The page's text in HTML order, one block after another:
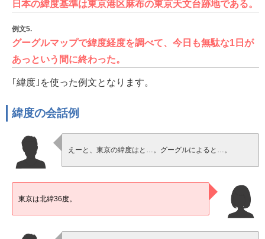
日本の緯度基準は東京港区麻布の東京天文台跡地である。
例文5.
グーグルマップで緯度経度を調べて、今日も無駄な1日が
あっという間に終わった。
｢緯度｣を使った例文となります。
緯度の会話例
えーと、東京の緯度はと…。グーグルによると…。
東京は北緯36度。